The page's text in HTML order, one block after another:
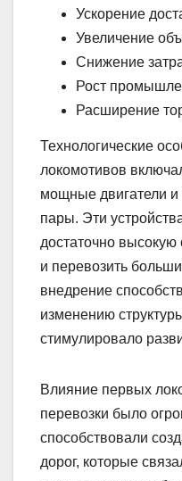
Ускорение
Увеличение
Снижение
Рост
Расширение
Технологические
локомотивов
мощные двигатели
пары. Эти
достаточно высокую
и перевозить
внедрение
изменению
стимулировало
Влияние первых
перевозки было
способствовали
дорог, которые